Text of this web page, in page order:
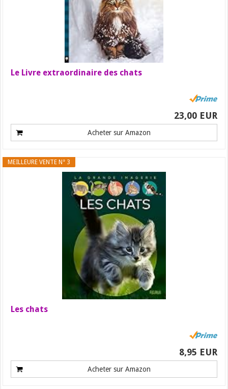
Le Livre extraordinaire des chats
23,00 EUR
Acheter sur Amazon
MEILLEURE VENTE N° 3
Les chats
8,95 EUR
Acheter sur Amazon